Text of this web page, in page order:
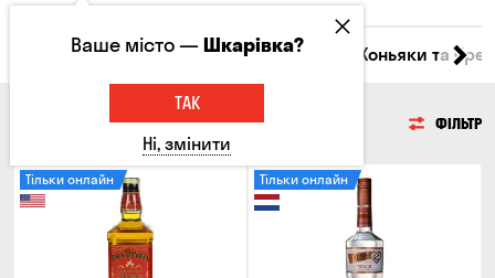
Соджу Лікери та настоянки Коньяки та
ЛІКЕРИ ТА НАСТОЯНКИ ФІЛЬТР
Тільки онлайн Тільки онлайн
Ваше місто —Шкарівка?
ТАК
Ні, змінити